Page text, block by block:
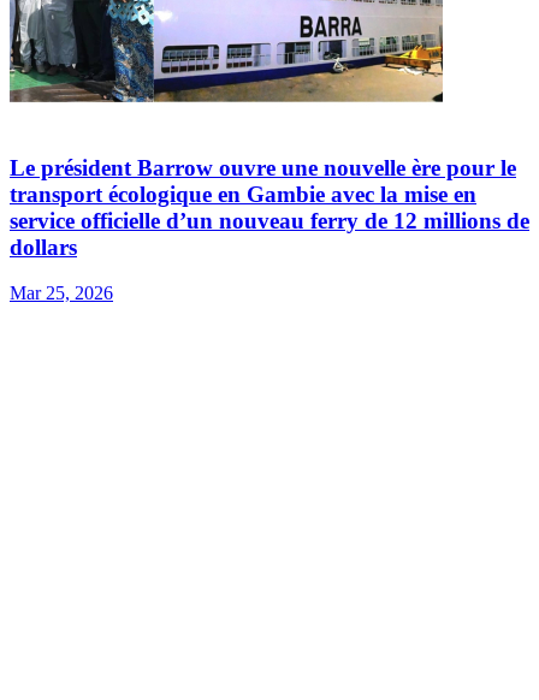
Le président Barrow ouvre une nouvelle ère pour le
transport écologique en Gambie avec la mise en
service officielle d’un nouveau ferry de 12 millions de
dollars
Mar 25, 2026